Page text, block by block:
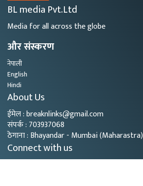
BL media Pvt.Ltd
Media for all across the globe
और संस्करण
नेपाली
English
Hindi
About Us
ईमेल : breaknlinks@gmail.com
संपर्क : 703937068
ठेगाना : Bhayandar - Mumbai (Maharastra)
Connect with us